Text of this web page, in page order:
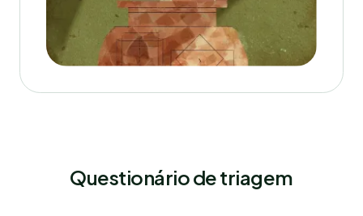
Questionário de triagem